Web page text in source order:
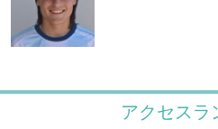
アクセスラ